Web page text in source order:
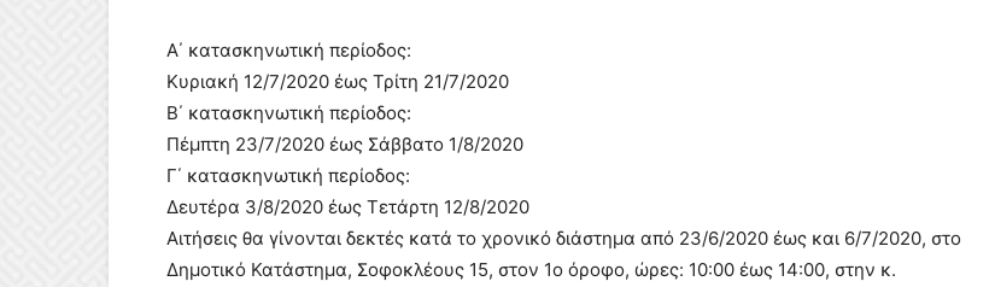
Α΄ κατασκηνωτική περίοδος:
Κυριακή 12/7/2020 έως Τρίτη 21/7/2020
Β΄ κατασκηνωτική περίοδος:
Πέμπτη 23/7/2020 έως Σάββατο 1/8/2020
Γ΄ κατασκηνωτική περίοδος:
Δευτέρα 3/8/2020 έως Τετάρτη 12/8/2020
Αιτήσεις θα γίνονται δεκτές κατά το χρονικό διάστημα από 23/6/2020 έως και 6/7/2020, στο
Δημοτικό Κατάστημα, Σοφοκλέους 15, στον 1ο όροφο, ώρες: 10:00 έως 14:00, στην κ.